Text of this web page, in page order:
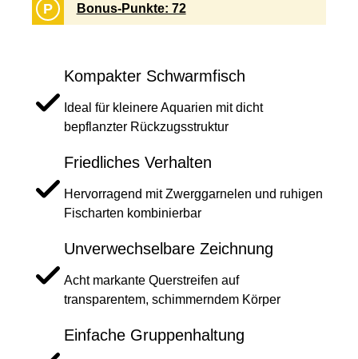
P Bonus-Punkte: 72
Kompakter Schwarmfisch
Ideal für kleinere Aquarien mit dicht
bepflanzter Rückzugsstruktur
Friedliches Verhalten
Hervorragend mit Zwerggarnelen und ruhigen
Fischarten kombinierbar
Unverwechselbare Zeichnung
Acht markante Querstreifen auf
transparentem, schimmerndem Körper
Einfache Gruppenhaltung